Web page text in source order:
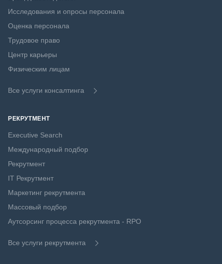
Исследования и опросы персонала
Оценка персонала
Трудовое право
Центр карьеры
Физическим лицам
Все услуги консалтинга
РЕКРУТМЕНТ
Executive Search
Международный подбор
Рекрутмент
IT Рекрутмент
Маркетинг рекрутмента
Массовый подбор
Аутсорсинг процесса рекрутмента - RPO
Все услуги рекрутмента